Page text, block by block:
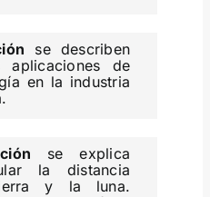
se describen
aplicaciones de
en la industria
se explica
la distancia
y la luna.